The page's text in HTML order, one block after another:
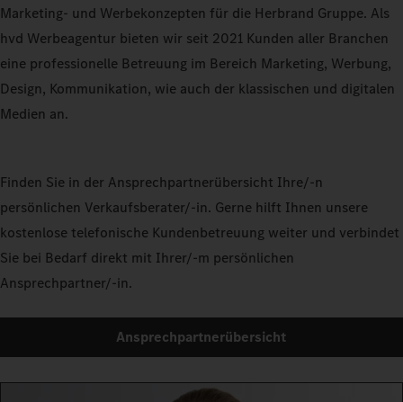
Marketing- und Werbekonzepten für die Herbrand Gruppe. Als
hvd Werbeagentur bieten wir seit 2021 Kunden aller Branchen
eine professionelle Betreuung im Bereich Marketing, Werbung,
Design, Kommunikation, wie auch der klassischen und digitalen
Medien an.
Finden Sie in der Ansprechpartnerübersicht Ihre/-n
persönlichen Verkaufsberater/-in. Gerne hilft Ihnen unsere
kostenlose telefonische Kundenbetreuung weiter und verbindet
Sie bei Bedarf direkt mit Ihrer/-m persönlichen
Ansprechpartner/-in.
Ansprechpartnerübersicht